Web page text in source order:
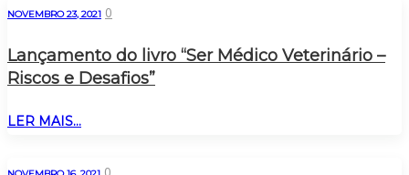
NOVEMBRO 23, 2021 0
Lançamento do livro “Ser Médico Veterinário –
Riscos e Desafios”
LER MAIS...